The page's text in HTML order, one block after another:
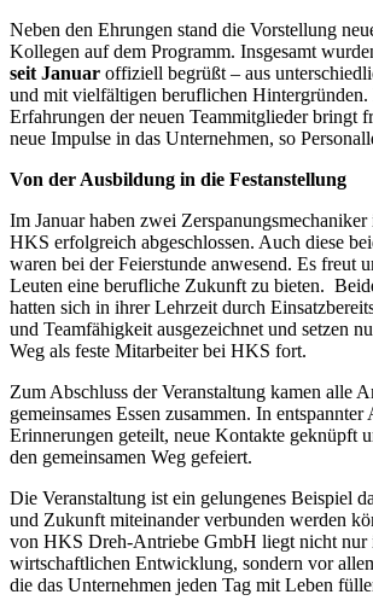
Neben den Ehrungen stand die Vorstellung
Kollegen auf dem Programm. Insgesamt
seit Januar offiziell begrüßt – aus
und mit vielfältigen beruflichen
Erfahrungen der neuen Teammitglieder bringt
neue Impulse in das Unternehmen, so
Von der Ausbildung in die Festanstellung
Im Januar haben zwei
HKS erfolgreich abgeschlossen. Auch diese
waren bei der Feierstunde anwesend. Es freut
Leuten eine berufliche Zukunft zu bieten.
hatten sich in ihrer Lehrzeit durch
und Teamfähigkeit ausgezeichnet und setzen
Weg als feste Mitarbeiter bei HKS fort.
Zum Abschluss der Veranstaltung kamen alle
gemeinsames Essen zusammen. In
Erinnerungen geteilt, neue Kontakte geknüpft
den gemeinsamen Weg gefeiert.
Die Veranstaltung ist ein gelungenes Beispiel
und Zukunft miteinander verbunden werden
von HKS Dreh-Antriebe GmbH liegt nicht nur
wirtschaftlichen Entwicklung, sondern vor
die das Unternehmen jeden Tag mit Leben